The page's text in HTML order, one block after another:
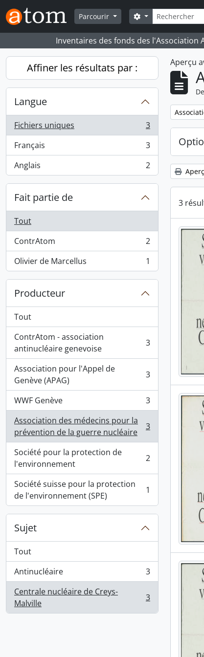
Skip to main content
Parcourir
Rechercher
Search options
Inventaires des fonds des l'Association
Affiner les résultats par :
Langue
Fichiers uniques
, 3 résultats
3
Français
, 3 résultats
3
Anglais
, 2 résultats 2
Fait partie de
Tout
ContrAtom
, 2 résultats
2
Olivier de Marcellus
, 1 résultats 1
Producteur
Tout
ContrAtom - association
antinucléaire genevoise
, 3 résultats 3
Association pour l'Appel de
Genève (APAG)
, 3 résultats 3
WWF Genève
, 3 résultats
3
Association des médecins pour la
prévention de la guerre nucléaire
, 3 résultats 3
Société pour la protection de
l'environnement
, 2 résultats 2
Société suisse pour la protection
de l'environnement (SPE)
, 1 résultats 1
Sujet
Tout
Antinucléaire
, 3 résultats
3
Centrale nucléaire de Creys-
Malville
, 3 résultats 3
Aperçu
Remove
3